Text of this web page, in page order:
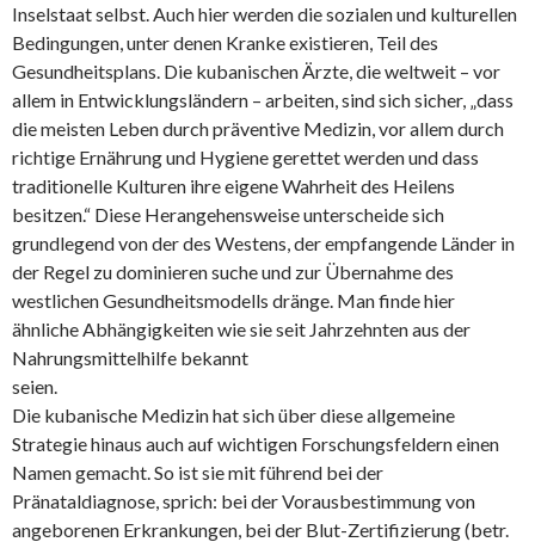
Inselstaat selbst. Auch hier werden die sozialen und kulturellen
Bedingungen, unter denen Kranke existieren, Teil des
Gesundheitsplans. Die kubanischen Ärzte, die weltweit – vor
allem in Entwicklungsländern – arbeiten, sind sich sicher, „dass
die meisten Leben durch präventive Medizin, vor allem durch
richtige Ernährung und Hygiene gerettet werden und dass
traditionelle Kulturen ihre eigene Wahrheit des Heilens
besitzen.“ Diese Herangehensweise unterscheide sich
grundlegend von der des Westens, der empfangende Länder in
der Regel zu dominieren suche und zur Übernahme des
westlichen Gesundheitsmodells dränge. Man finde hier
ähnliche Abhängigkeiten wie sie seit Jahrzehnten aus der
Nahrungsmittelhilfe bekannt
seien.
Die kubanische Medizin hat sich über diese allgemeine
Strategie hinaus auch auf wichtigen Forschungsfeldern einen
Namen gemacht. So ist sie mit führend bei der
Pränataldiagnose, sprich: bei der Vorausbestimmung von
angeborenen Erkrankungen, bei der Blut-Zertifizierung (betr.